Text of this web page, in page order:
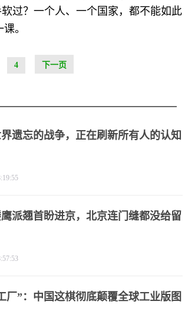
过？一个人、一个国家，都不能如此
。
4 下一页
遗忘的战争，正在刷新所有人的认知
派翘首盼进京，北京连门缝都没给留
厂”：中国这棋彻底颠覆全球工业版图